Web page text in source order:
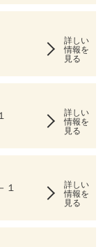
詳しい
情報を
見る
詳しい
情報を
見る
１
詳しい
情報を
見る